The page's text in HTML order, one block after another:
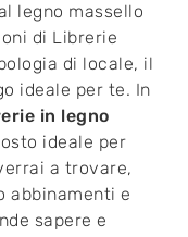
legno massello
di Librerie
di locale, il
ideale per te. In
in legno
ideale per
a trovare,
abbinamenti e
sapere e